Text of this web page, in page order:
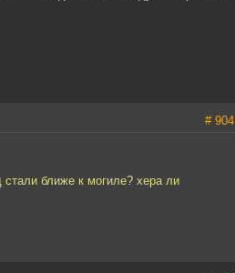
# 904
ближе к могиле? хера ли